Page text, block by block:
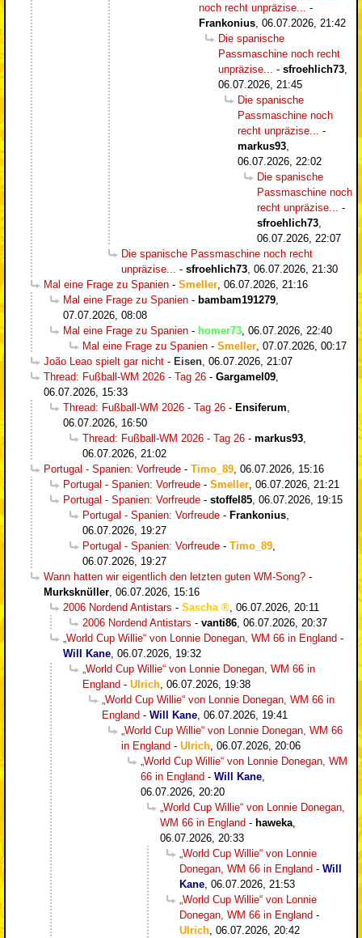
noch recht unpräzise... -
Frankonius, 06.07.2026, 21:42
Die spanische
Passmaschine noch recht
unpräzise... - sfroehlich73,
06.07.2026, 21:45
Die spanische
Passmaschine noch
recht unpräzise... -
markus93,
06.07.2026, 22:02
Die spanische
Passmaschine noch
recht unpräzise... -
sfroehlich73,
06.07.2026, 22:07
Die spanische Passmaschine noch recht
unpräzise... - sfroehlich73, 06.07.2026, 21:30
Mal eine Frage zu Spanien - Smeller, 06.07.2026, 21:16
Mal eine Frage zu Spanien - bambam191279,
07.07.2026, 08:08
Mal eine Frage zu Spanien - homer73, 06.07.2026, 22:40
Mal eine Frage zu Spanien - Smeller, 07.07.2026, 00:17
João Leao spielt gar nicht - Eisen, 06.07.2026, 21:07
Thread: Fußball-WM 2026 - Tag 26 - Gargamel09,
06.07.2026, 15:33
Thread: Fußball-WM 2026 - Tag 26 - Ensiferum,
06.07.2026, 16:50
Thread: Fußball-WM 2026 - Tag 26 - markus93,
06.07.2026, 21:02
Portugal - Spanien: Vorfreude - Timo_89, 06.07.2026, 15:16
Portugal - Spanien: Vorfreude - Smeller, 06.07.2026, 21:21
Portugal - Spanien: Vorfreude - stoffel85, 06.07.2026, 19:15
Portugal - Spanien: Vorfreude - Frankonius,
06.07.2026, 19:27
Portugal - Spanien: Vorfreude - Timo_89,
06.07.2026, 19:27
Wann hatten wir eigentlich den letzten guten WM-Song? -
Murksknüller, 06.07.2026, 15:16
2006 Nordend Antistars - Sascha , 06.07.2026, 20:11
2006 Nordend Antistars - vanti86, 06.07.2026, 20:37
„World Cup Willie“ von Lonnie Donegan, WM 66 in England -
Will Kane, 06.07.2026, 19:32
„World Cup Willie“ von Lonnie Donegan, WM 66 in
England - Ulrich, 06.07.2026, 19:38
„World Cup Willie“ von Lonnie Donegan, WM 66 in
England - Will Kane, 06.07.2026, 19:41
„World Cup Willie“ von Lonnie Donegan, WM 66
in England - Ulrich, 06.07.2026, 20:06
„World Cup Willie“ von Lonnie Donegan, WM
66 in England - Will Kane,
06.07.2026, 20:20
„World Cup Willie“ von Lonnie Donegan,
WM 66 in England - haweka,
06.07.2026, 20:33
„World Cup Willie“ von Lonnie
Donegan, WM 66 in England - Will
Kane, 06.07.2026, 21:53
„World Cup Willie“ von Lonnie
Donegan, WM 66 in England -
Ulrich, 06.07.2026, 20:42